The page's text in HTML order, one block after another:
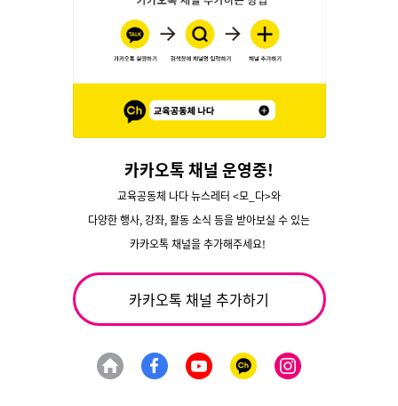
카카오톡 채널 운영중!
교육공동체 나다 뉴스레터 <모_다>와
다양한 행사, 강좌, 활동 소식 등을 받아보실 수 있는
카카오톡 채널을 추가해주세요!
카카오톡 채널 추가하기